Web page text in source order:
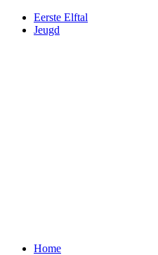
Eerste Elftal
Jeugd
Home